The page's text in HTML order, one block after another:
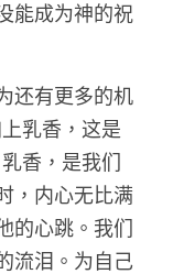
能成为神的祝
还有更多的机
乳香，这是
香，是我们
，内心无比满
的心跳。我们
流泪。为自己